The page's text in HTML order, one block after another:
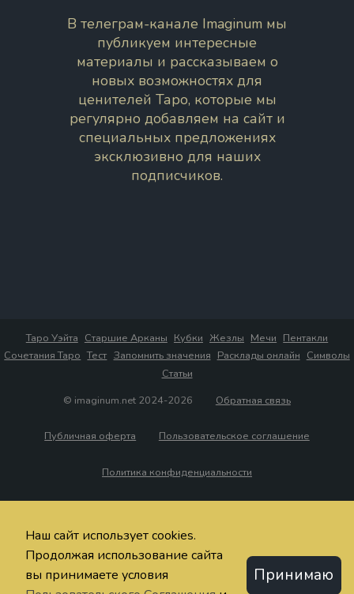
В телеграм-канале Imaginum мы
публикуем интересные
материалы и рассказываем о
новых возможностях для
ценителей Таро, которые мы
регулярно добавляем на сайт и
специальных предложениях
эксклюзивно для наших
подписчиков.
Таро Уэйта Старшие Арканы Кубки Жезлы Мечи Пентакли
Сочетания Таро Тест Запомнить значения Расклады онлайн Символы
Статьи
© imaginum.net 2024-2026
Обратная связь
Публичная оферта Пользовательское соглашение
Политика конфиденциальности
Наш сайт использует cookies.
Продолжая использование сайта
вы принимаете условия
Принимаю